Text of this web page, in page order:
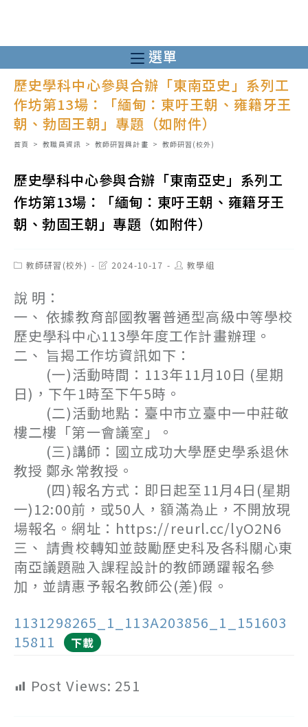
至
主
要
內
容
選單
歷史學科中心參與合辦「東南亞史」系列工
作坊第13場：「緬甸：東吁王朝、雍籍牙王
朝、勃固王朝」專題（如附件）
首頁 > 教職員資訊 > 教師研習與計畫 > 教師研習(校外)
歷史學科中心參與合辦「東南亞史」系列工
作坊第13場：「緬甸：東吁王朝、雍籍牙王
朝、勃固王朝」專題（如附件）
Post教師研習(校外)
Post2024-10-17
Post教學組
說 明：
一、 依據教育部國教署普通型高級中等學校
歷史學科中心113學年度工作計畫辦理。
二、 旨揭工作坊資訊如下：
(一)活動時間：113年11月10日 (星期
日)，下午1時至下午5時。
(二)活動地點：臺中市立臺中一中莊敬
樓二樓「第一會議室」。
(三)講師：國立成功大學歷史學系退休
教授 鄭永常教授。
(四)報名方式：即日起至11月4日(星期
一)12:00前，或50人，額滿為止，不開放現
場報名。網址：https://reurl.cc/lyO2N6
三、 請貴校轉知並鼓勵歷史科及各科關心東
南亞議題融入課程設計的教師踴躍報名參
加，並請惠予報名教師公(差)假。
1131298265_1_113A203856_1_151603
15811
下載
Post Views: 251